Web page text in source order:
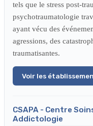
tels que le stress post-
psychotraumatologie
ayant vécu des
agressions, des
traumatisantes.
Voir les
CSAPA - Centre
Addictologie